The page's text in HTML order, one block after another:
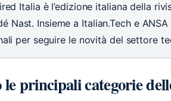
Italia è l’edizione italiana della
Nast. Insieme a Italian.Tech e
per seguire le novità del settore
le principali categorie